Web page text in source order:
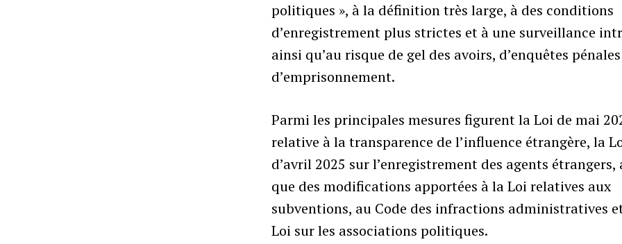
politiques », à la définition très large, à des conditions
d’enregistrement plus strictes et à une surveillance
ainsi qu’au risque de gel des avoirs, d’enquêtes
d’emprisonnement.
Parmi les principales mesures figurent la Loi de mai
relative à la transparence de l’influence étrangère, la
d’avril 2025 sur l’enregistrement des agents étrangers,
que des modifications apportées à la Loi relatives aux
subventions, au Code des infractions administratives
Loi sur les associations politiques.